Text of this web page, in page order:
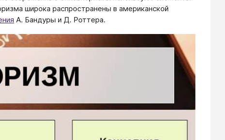
широка распространены в американской
А. Бандуры и Д. Роттера.